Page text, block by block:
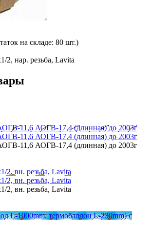
на складе: 80 шт.)
2, нар. резьба, Lavita
11,6 АОГВ-17,4 (длинная) до 2003г
11,6 АОГВ-17,4 (длинная) до 2003г
11,6 АОГВ-17,4 (длинная) до 2003г
2, вн. резьба, Lavita
2, вн. резьба, Lavita
2, вн. резьба, Lavita
L-1000mm, термобаллон L-230mm) с